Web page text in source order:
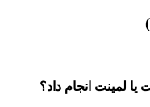
یا لمینت انجام داد؟